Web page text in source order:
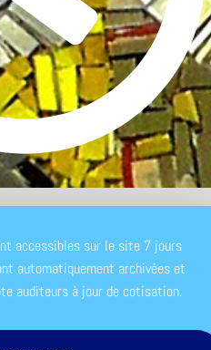
accessibles sur le site 7 jours
automatiquement archivées et
auditeurs à jour de cotisation.